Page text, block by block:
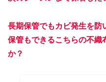
長期保管でもカビ発生を防
保管もできるこちらの不織
か？